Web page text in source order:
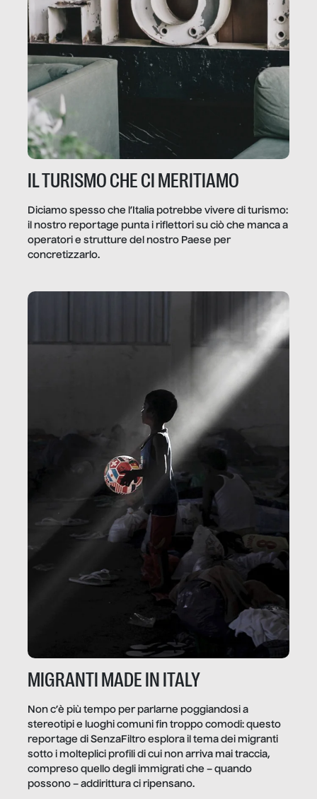
IL TURISMO CHE CI MERITIAMO
Diciamo spesso che l’Italia potrebbe vivere di turismo:
il nostro reportage punta i riflettori su ciò che manca a
operatori e strutture del nostro Paese per
concretizzarlo.
MIGRANTI MADE IN ITALY
Non c’è più tempo per parlarne poggiandosi a
stereotipi e luoghi comuni fin troppo comodi: questo
reportage di SenzaFiltro esplora il tema dei migranti
sotto i molteplici profili di cui non arriva mai traccia,
compreso quello degli immigrati che – quando
possono – addirittura ci ripensano.